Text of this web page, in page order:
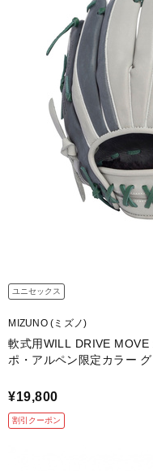
ユニセックス
MIZUNO (ミズノ)
軟式用WILL DRIVE
ポ・アルペン限定カラー
¥19,800
割引クーポン